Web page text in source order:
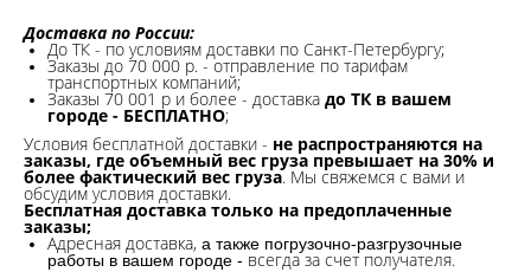
Доставка по России:
До ТК - по условиям доставки по Санкт-Петербургу;
Заказы до 70 000 р. - отправление по тарифам
транспортных компаний;
Заказы 70 001 р и более - доставка до ТК в вашем
городе - БЕСПЛАТНО;
Условия бесплатной доставки - не распространяются на
заказы, где объемный вес груза превышает на 30% и
более фактический вес груза. Мы свяжемся с вами и
обсудим условия доставки.
Бесплатная доставка только на предоплаченные
заказы;
Адресная доставка, а также погрузочно-разгрузочные
работы в вашем городе - всегда за счет получателя.